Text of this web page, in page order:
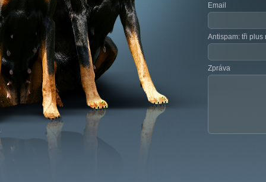
Email
Antispam: tři plus
Zpráva